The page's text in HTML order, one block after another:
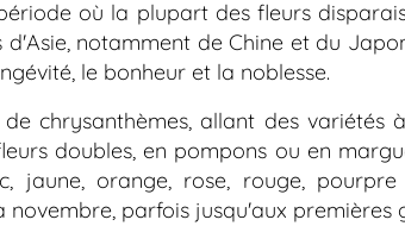
où la plupart des fleurs
notamment de Chine et du
le bonheur et la noblesse.
chrysanthèmes, allant des variétés
doubles, en pompons ou en
jaune, orange, rose, rouge,
parfois jusqu'aux premières